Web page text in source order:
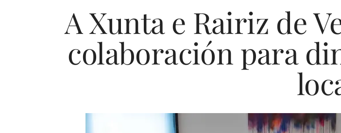
A Xunta e Rairiz de
colaboración para